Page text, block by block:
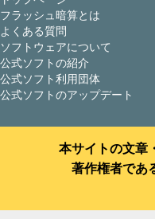
フラッシュ暗算とは
よくある質問
ソフトウェアについて
公式ソフトの紹介
公式ソフト利用団体
公式ソフトのアップデート
本サイトの文章
著作権者であ